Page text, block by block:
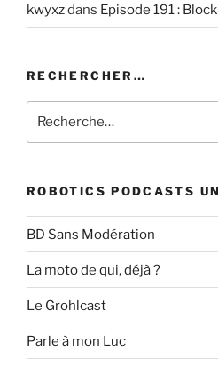
kwyxzdans Episode 191 :
RECHERCHER…
pour
ROBOTICS PODCASTS
BD Sans Modération
La moto de qui, déjà ?
Le Grohlcast
Parle à mon Luc